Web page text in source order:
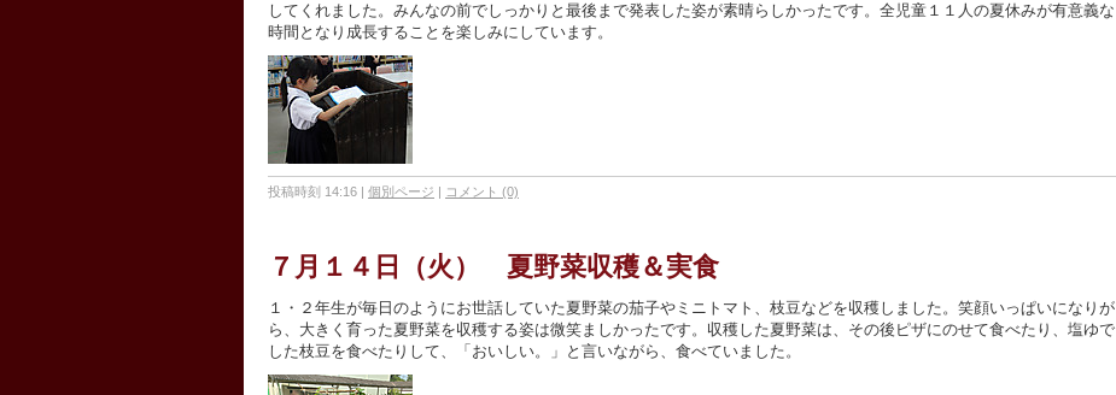
してくれました。みんなの前でしっかりと最後まで発表した姿が素晴らしかったです。全児童１１人の夏休みが有意義な
時間となり成長することを楽しみにしています。
投稿時刻 14:16 | 個別ページ | コメント (0)
７月１４日（火） 夏野菜収穫＆実食
１・２年生が毎日のようにお世話していた夏野菜の茄子やミニトマト、枝豆などを収穫しました。笑顔いっぱいになりが
ら、大きく育った夏野菜を収穫する姿は微笑ましかったです。収穫した夏野菜は、その後ピザにのせて食べたり、塩ゆで
した枝豆を食べたりして、「おいしい。」と言いながら、食べていました。